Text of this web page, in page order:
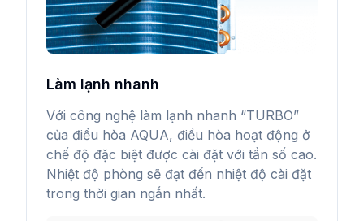
Làm lạnh nhanh
Với công nghệ làm lạnh nhanh “TURBO”
của điều hòa AQUA, điều hòa hoạt động ở
chế độ đặc biệt được cài đặt với tần số cao.
Nhiệt độ phòng sẽ đạt đến nhiệt độ cài đặt
trong thời gian ngắn nhất.